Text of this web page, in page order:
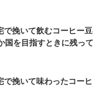
で挽いて飲むコーヒー
国を目指すときに残っ
で挽いて味わったコー